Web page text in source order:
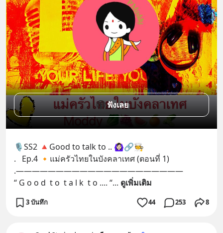
ฟังเลย
🎙SS2 🔺Good to talk to .. 🙆🏻‍♀️🔗🧑‍🍳
.   Ep.4 🔸แม่ครัวไทยในบังคลาเทศ (ตอนที่ 1)
.—————————————————————
“ G o o d  t o  t a l k  t o .... “... ดูเพิ่มเติม
3 บันทึก 44 253 8